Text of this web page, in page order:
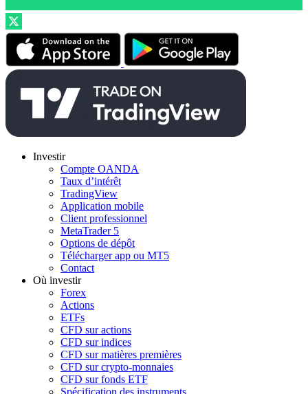
Investir
Compte OANDA
Taux d’intérêt
TradingView
Application mobile
Client professionnel
MetaTrader 5
Options de dépôt
Télécharger app ou MT5
Contact
Où investir
Forex
Actions
ETFs
CFD sur actions
CFD sur indices
CFD sur matières premières
CFD sur crypto-monnaies
CFD sur fonds ETF
Spécification des instruments